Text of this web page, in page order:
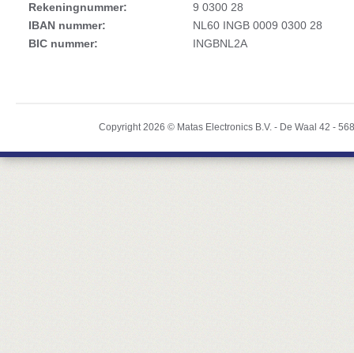
Rekeningnummer:
9 0300 28
IBAN nummer:
NL60 INGB 0009 0300 28
BIC nummer:
INGBNL2A
Copyright 2026 © Matas Electronics B.V. - De Waal 42 -